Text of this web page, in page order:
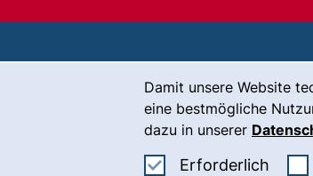
Damit unsere Website
eine bestmögliche
dazu in unserer
Erforderlich